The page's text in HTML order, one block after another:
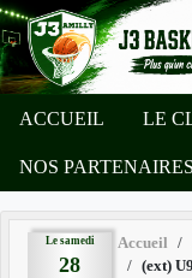
ACCUEIL LE
NOS PARTENAIRES
Le samedi
28
Accueil
(ext)
Panneau de gestion des